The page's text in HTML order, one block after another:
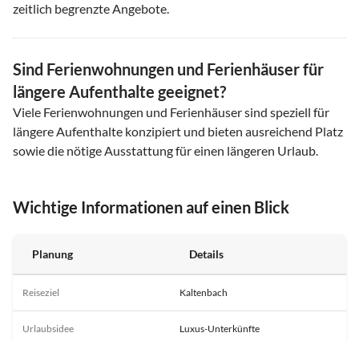
zeitlich begrenzte Angebote.
Sind Ferienwohnungen und Ferienhäuser für
längere Aufenthalte geeignet?
Viele Ferienwohnungen und Ferienhäuser sind speziell für
längere Aufenthalte konzipiert und bieten ausreichend Platz
sowie die nötige Ausstattung für einen längeren Urlaub.
Wichtige Informationen auf einen Blick
Planung Details
Reiseziel Kaltenbach
Urlaubsidee Luxus-Unterkünfte